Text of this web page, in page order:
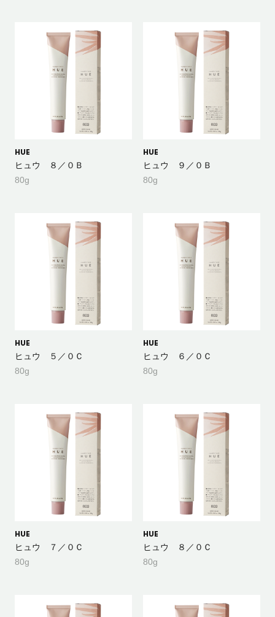
HUE
ヒュウ ８／０Ｂ
80g
HUE
ヒュウ ９／０Ｂ
80g
HUE
ヒュウ ５／０Ｃ
80g
HUE
ヒュウ ６／０Ｃ
80g
HUE
ヒュウ ７／０Ｃ
80g
HUE
ヒュウ ８／０Ｃ
80g